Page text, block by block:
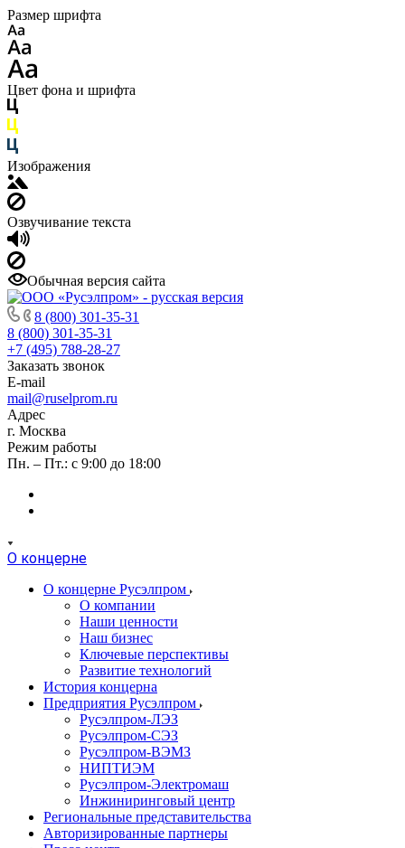
Размер шрифта
Цвет фона и шрифта
Изображения
Озвучивание текста
Обычная версия сайта
8 (800) 301-35-31
8 (800) 301-35-31
+7 (495) 788-28-27
Заказать звонок
E-mail
mail@ruselprom.ru
Адрес
г. Москва
Режим работы
Пн. – Пт.: с 9:00 до 18:00
О концерне
О концерне Русэлпром
О компании
Наши ценности
Наш бизнес
Ключевые перспективы
Развитие технологий
История концерна
Предприятия Русэлпром
Русэлпром-ЛЭЗ
Русэлпром-СЭЗ
Русэлпром-ВЭМЗ
НИПТИЭМ
Русэлпром-Электромаш
Инжиниринговый центр
Региональные представительства
Авторизированные партнеры